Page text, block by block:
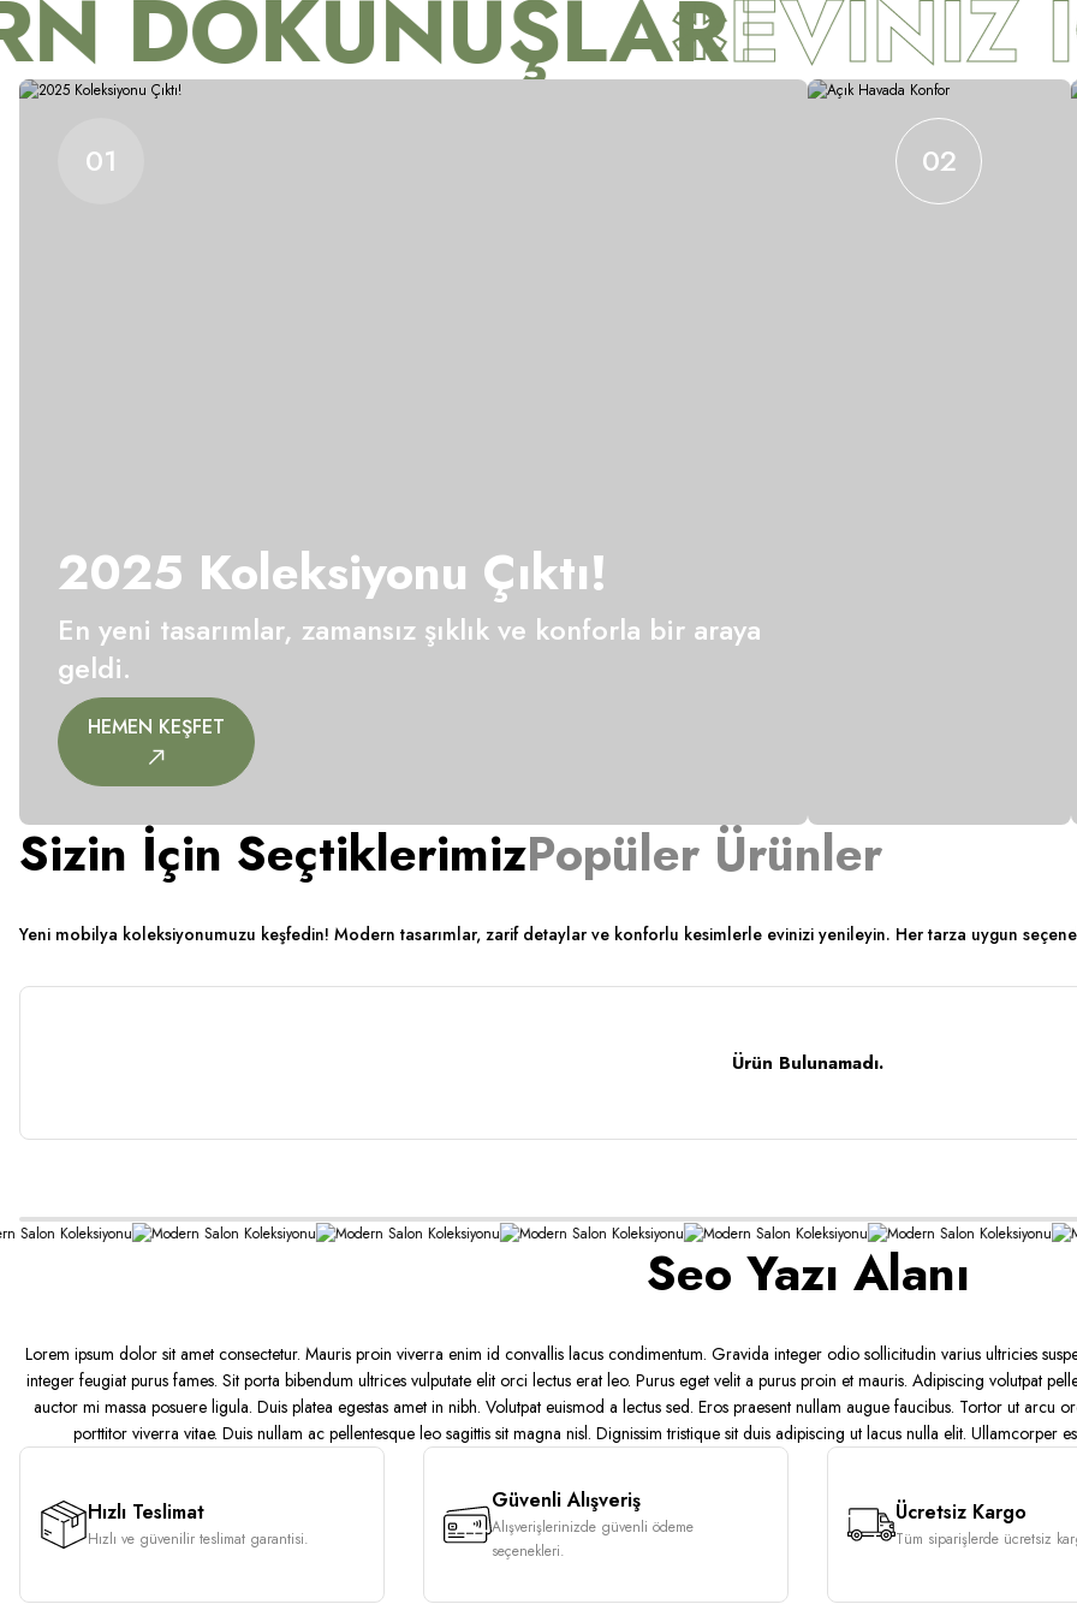
EVİNİZ
01
2025 Koleksiyonu Çıktı!
En yeni tasarımlar, zamansız şıklık ve konforla bir araya
geldi.
HEMEN KEŞFET
02
Sizin İçin SeçtiklerimizPopüler Ürünler
Yeni mobilya koleksiyonumuzu keşfedin! Modern tasarımlar, zarif detaylar ve konforlu kesimlerle evinizi yenileyin. Her tarza uygun
Ürün Bulunamadı.
Ürün Bulunamadı.
Seo Yazı Alanı
Lorem ipsum dolor sit amet consectetur. Mauris proin viverra enim id convallis lacus condimentum. Gravida integer odio sollicitudin varius ultricies
integer feugiat purus fames. Sit porta bibendum ultrices vulputate elit orci lectus erat leo. Purus eget velit a purus proin et mauris. Adipiscing volutpat
auctor mi massa posuere ligula. Duis platea egestas amet in nibh. Volutpat euismod a lectus sed. Eros praesent nullam augue faucibus. Tortor ut
porttitor viverra vitae. Duis nullam ac pellentesque leo sagittis sit magna nisl. Dignissim tristique sit duis adipiscing ut lacus nulla elit. Ullamcorper
Hızlı Teslimat
Hızlı ve güvenilir teslimat garantisi.
Güvenli Alışveriş
Alışverişlerinizde güvenli ödeme
seçenekleri.
Ücretsiz Kargo
Tüm siparişlerde ücretsiz